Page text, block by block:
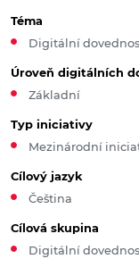
Téma
Digitální
Úroveň digitálních
Základní
Typ iniciativy
Mezinárodní
Cílový jazyk
Čeština
Cílová skupina
Digitální